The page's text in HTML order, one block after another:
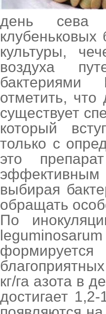
день сева
клубеньковых
культуры,
воздуха
бактериями
отметить, что
существует
который
только с
это
эффективным
выбирая
обращать
По
кг/га азота в
достигает